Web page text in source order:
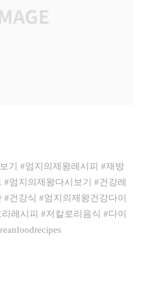
기 #엄지의제왕레시피 #재방
엄지의제왕다시보기 #건강레
건강식 #엄지의제왕건강다이
레시피 #저칼로리음식 #다이